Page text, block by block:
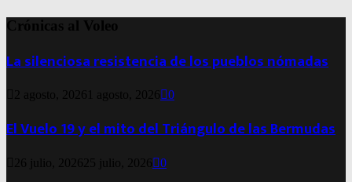
Crónicas al Voleo
La silenciosa resistencia de los pueblos nómadas
2 agosto, 2026 1 agosto, 2026 0
El Vuelo 19 y el mito del Triángulo de las Bermudas
26 julio, 2026 25 julio, 2026 0